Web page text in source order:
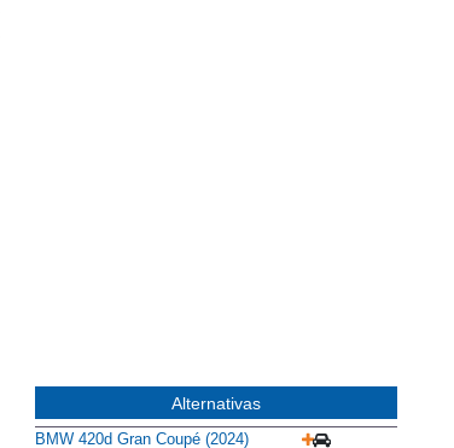
Alternativas